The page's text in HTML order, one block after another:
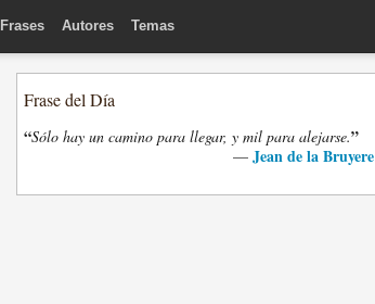
Frases Autores Temas
Frase del Día
“Sólo hay un camino para llegar, y mil para alejarse.”
— Jean de la Bruyere